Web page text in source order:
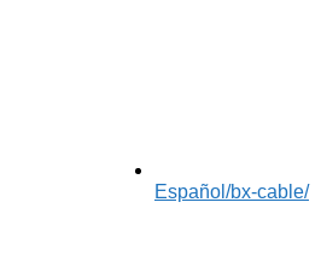
Español /bx-cable/